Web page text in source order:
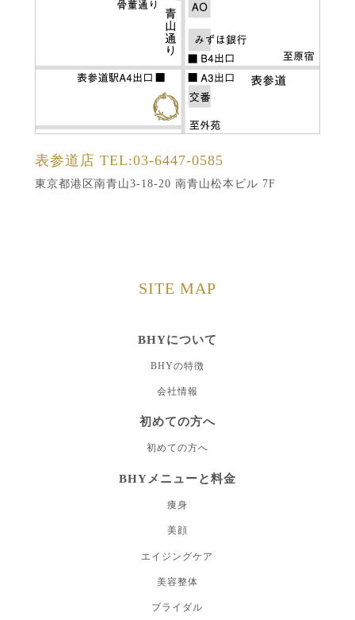
表参道店 TEL:03-6447-0585
東京都港区南青山3-18-20 南青山松本ビル 7F
SITE MAP
BHYについて
BHYの特徴
会社情報
初めての方へ
初めての方へ
BHYメニューと料金
痩身
美顔
エイジングケア
美容整体
ブライダル